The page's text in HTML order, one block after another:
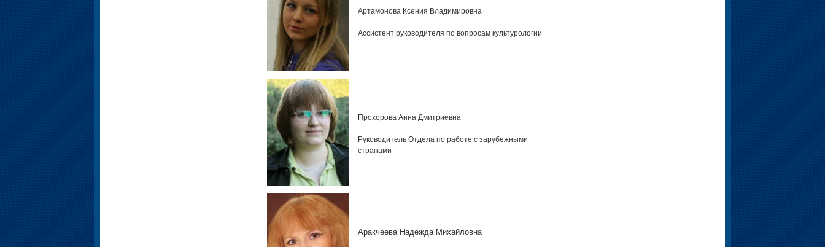
Артамонова Ксения Владимировна
Ассистент руководителя по вопросам культурологии
Прохорова Анна Дмитриевна
Руководитель Отдела по работе с зарубежными
странами
Аракчеева Надежда Михайловна